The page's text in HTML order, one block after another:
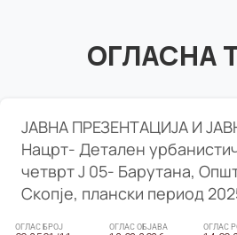
ОГЛАСНА
ЈАВНА ПРЕЗЕНТАЦИЈА И
Нацрт- Детален
четврт Ј 05- Барутана,
Скопје, плански период
ОГЛАС БРОЈ ОГЛАС ОБЈАВА ОГЛАС